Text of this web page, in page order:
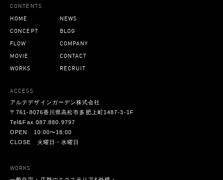
CONTENTS
HOME
CONCEPT
FLOW
MOVIE
WORKS
NEWS
BLOG
COMPANY
CONTACT
RECRUIT
ACCESS
アルテデザインガーデン株式会社
〒761-8076香川県高松市多肥上町1487-3-1F
Tel&Fax 087.880.9797
OPEN 10:00〜18:00
CLOSE 火曜日・水曜日
WORKS